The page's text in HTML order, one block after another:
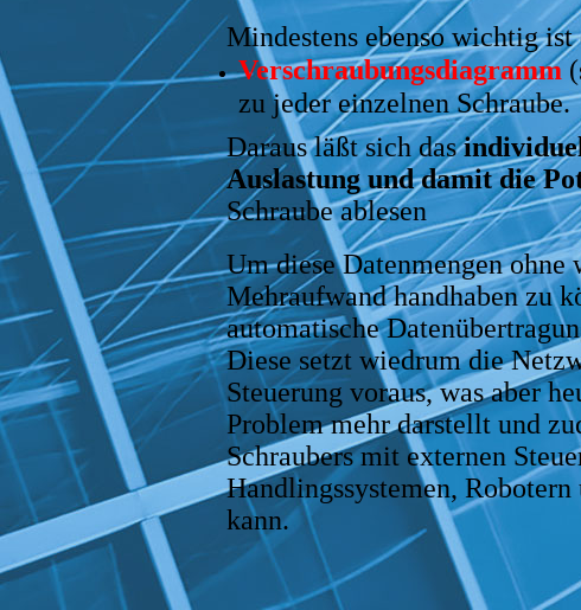
Mindestens ebenso wichtig ist
Verschraubungsdiagramm
zu jeder einzelnen Schraube.
Daraus läßt sich das
Auslastung und damit die
Schraube ablesen
Um diese Datenmengen ohne
Mehraufwand handhaben zu
automatische
Diese setzt wiedrum die
Steuerung voraus, was aber
Problem mehr darstellt und
Schraubers mit externen
Handlingssystemen,
kann.